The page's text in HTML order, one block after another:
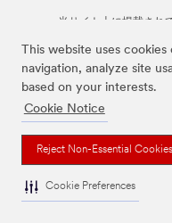
This website uses
navigation, analyze site
based on your interests.
Cookie Notice
Reject Non-Essential Cookies
Cookie Preferences
当サイト上に掲載され